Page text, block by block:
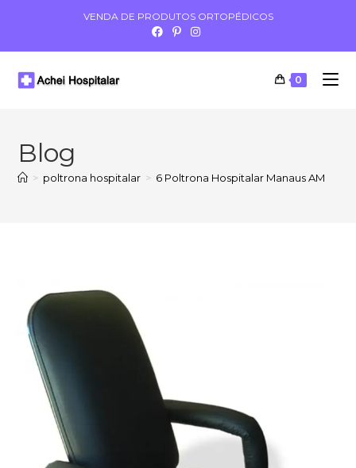
VENDA DE PRODUTOS ORTOPÉDICOS
0
Blog
> poltrona hospitalar > 6 Poltrona Hospitalar Manaus AM